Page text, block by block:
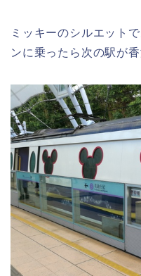
ミッキーのシルエット
ンに乗ったら次の駅が